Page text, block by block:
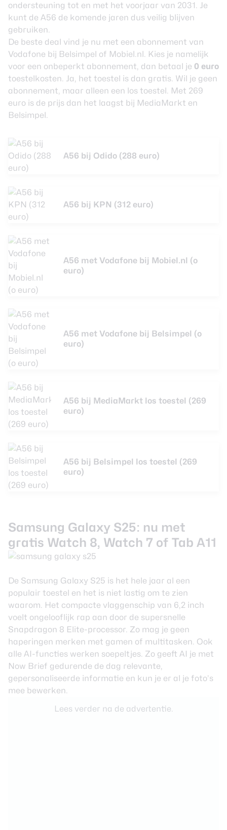
ondersteuning tot en met het voorjaar van 2031. Je
kunt de A56 de komende jaren dus veilig blijven
gebruiken.
De beste deal vind je nu met een abonnement van
Vodafone bij Belsimpel of Mobiel.nl. Kies je namelijk
voor een onbeperkt abonnement, dan betaal je 0 euro
toestelkosten. Ja, het toestel is dan gratis. Wil je geen
abonnement, maar alleen een los toestel. Met 269
euro is de prijs dan het laagst bij MediaMarkt en
Belsimpel.
A56 bij Odido (288 euro)
A56 bij KPN (312 euro)
A56 met Vodafone bij Mobiel.nl (o
euro)
A56 met Vodafone bij Belsimpel (o
euro)
A56 bij MediaMarkt los toestel (269
euro)
A56 bij Belsimpel los toestel (269
euro)
Samsung Galaxy S25: nu met
gratis Watch 8, Watch 7 of Tab A11
De Samsung Galaxy S25 is het hele jaar al een
populair toestel en het is niet lastig om te zien
waarom. Het compacte vlaggenschip van 6,2 inch
voelt ongelooflijk rap aan door de supersnelle
Snapdragon 8 Elite-processor. Zo mag je geen
haperingen merken met gamen of multitasken. Ook
alle AI-functies werken soepeltjes. Zo geeft AI je met
Now Brief gedurende de dag relevante,
gepersonaliseerde informatie en kun je er al je foto’s
mee bewerken.
Lees verder na de advertentie.